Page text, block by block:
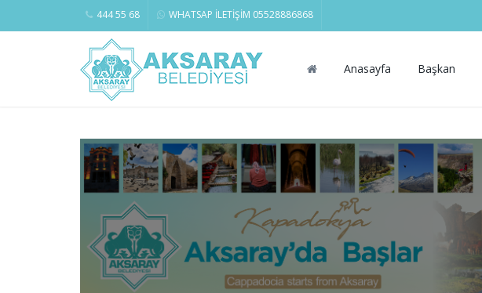
444 55 68 WHATSAP İLETİŞİM 05528886868
Anasayfa Başkan